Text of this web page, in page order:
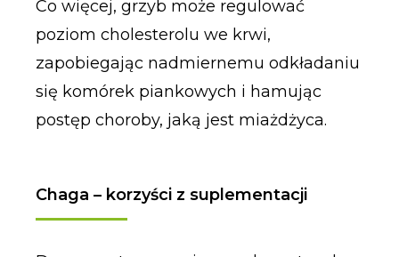
Co więcej, grzyb może regulować
poziom cholesterolu we krwi,
zapobiegając nadmiernemu odkładaniu
się komórek piankowych i hamując
postęp choroby, jaką jest miażdżyca.
Chaga – korzyści z suplementacji